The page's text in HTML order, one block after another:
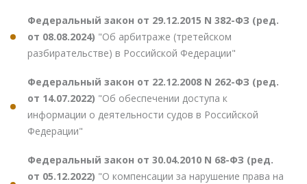
Федеральный закон от 29.12.2015 N 382-ФЗ (ред.
от 08.08.2024) "Об арбитраже (третейском
разбирательстве) в Российской Федерации"
Федеральный закон от 22.12.2008 N 262-ФЗ (ред.
от 14.07.2022) "Об обеспечении доступа к
информации о деятельности судов в Российской
Федерации"
Федеральный закон от 30.04.2010 N 68-ФЗ (ред.
от 05.12.2022) "О компенсации за нарушение права на